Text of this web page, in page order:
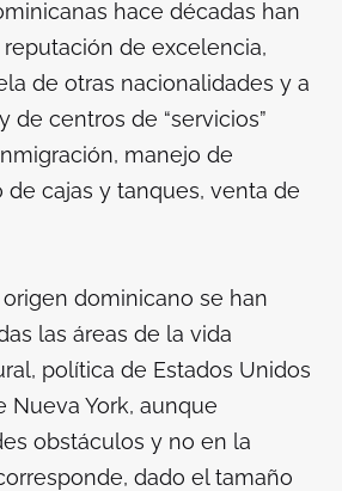
hace décadas han
de excelencia,
de otras nacionalidades y a
de centros de “servicios”
manejo de
de cajas y tanques, venta de
dominicano se han
las áreas de la vida
política de Estados Unidos
Nueva York, aunque
obstáculos y no en la
dado el tamaño